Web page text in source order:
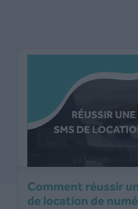
Comment réussir
de location de